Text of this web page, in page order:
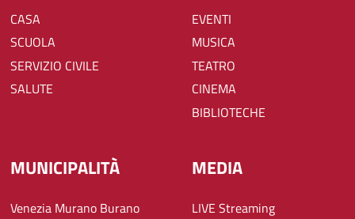
CASA
SCUOLA
SERVIZIO CIVILE
SALUTE
EVENTI
MUSICA
TEATRO
CINEMA
BIBLIOTECHE
MUNICIPALITÀ
Venezia Murano Burano
MEDIA
LIVE Streaming